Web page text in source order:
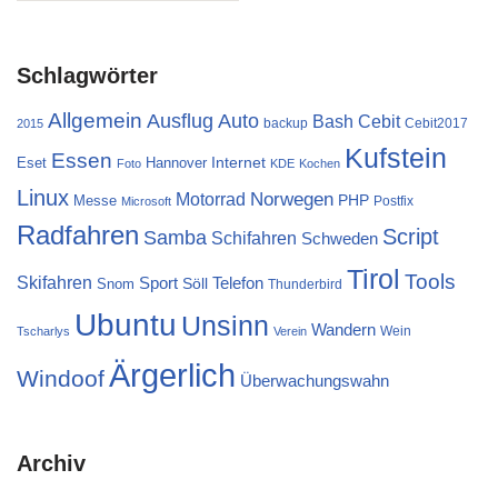
Schlagwörter
2015 Allgemein Ausflug Auto backup Bash Cebit Cebit2017
Eset Essen Foto Hannover Internet KDE Kochen Kufstein
Linux Messe Microsoft Motorrad Norwegen PHP Postfix
Radfahren Samba Schifahren Schweden Script
Skifahren Snom Sport Söll Telefon Thunderbird Tirol Tools
Tscharlys Ubuntu Unsinn Verein Wandern Wein
WindoofÄrgerlich Überwachungswahn
Archiv